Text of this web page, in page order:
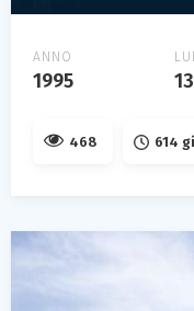
ANNO
1995
468 614